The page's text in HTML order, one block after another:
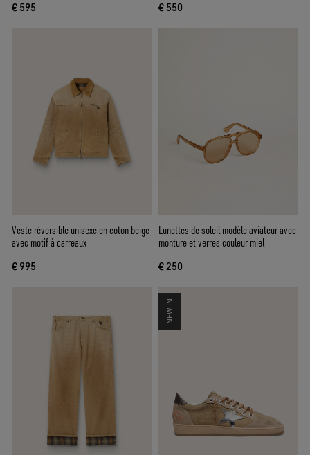
€ 595 € 550
Veste réversible unisexe en coton beige
avec motif à carreaux
€ 995
Lunettes de soleil modèle aviateur avec
monture et verres couleur miel
€ 250
NEW IN